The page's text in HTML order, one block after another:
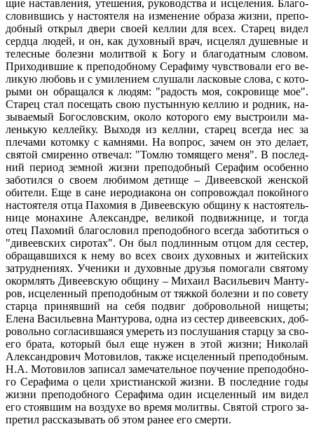
щие на­став­ле­ния, уте­ше­ния, ру­ко­вод­ства и ис­це­ле­ния. Бла­го­
сло­вив­шись у на­сто­я­те­ля на из­ме­не­ние об­ра­за жиз­ни, пре­по­
доб­ный от­крыл две­ри сво­ей кел­лии для всех. Ста­рец ви­дел
серд­ца лю­дей, и он, как ду­хов­ный врач, ис­це­лял ду­шев­ные и
те­лес­ные бо­лез­ни мо­лит­вой к Бо­гу и бла­го­дат­ным сло­вом.
При­хо­див­шие к пре­по­доб­но­му Се­ра­фи­му чув­ство­ва­ли его ве­
ли­кую лю­бовь и с уми­ле­ни­ем слу­ша­ли лас­ко­вые сло­ва, с ко­то­
ры­ми он об­ра­щал­ся к лю­дям: "ра­дость моя, со­кро­ви­ще мое".
Ста­рец стал по­се­щать свою пу­стын­ную кел­лию и род­ник, на­
зы­ва­е­мый Бо­го­слов­ским, око­ло ко­то­ро­го ему вы­стро­и­ли ма­
лень­кую кел­лей­ку. Вы­хо­дя из кел­лии, ста­рец все­гда нес за
пле­ча­ми ко­том­ку с кам­ня­ми. На во­прос, за­чем он это де­ла­ет,
свя­той сми­рен­но от­ве­чал: "Том­лю то­мя­ще­го ме­ня". В по­след­
ний пе­ри­од зем­ной жиз­ни пре­по­доб­ный Се­ра­фим осо­бен­но
за­бо­тил­ся о сво­ем лю­би­мом де­ти­ще – Ди­ве­ев­ской жен­ской
оби­те­ли. Еще в сане иеро­ди­а­ко­на он со­про­вож­дал по­кой­но­го
на­сто­я­те­ля от­ца Па­хо­мия в Ди­ве­ев­скую об­щи­ну к на­сто­я­тель­
ни­це мо­на­хине Алек­сан­дре, ве­ли­кой по­движ­ни­це, и то­гда
отец Па­хо­мий бла­го­сло­вил пре­по­доб­но­го все­гда за­бо­тить­ся о
"ди­ве­ев­ских си­ро­тах". Он был под­лин­ным от­цом для се­стер,
об­ра­щав­ших­ся к нему во всех сво­их ду­хов­ных и жи­тей­ских
за­труд­не­ни­ях. Уче­ни­ки и ду­хов­ные дру­зья по­мо­га­ли свя­то­му
окорм­лять Ди­ве­ев­скую об­щи­ну – Ми­ха­ил Ва­си­лье­вич Ман­ту­
ров, ис­це­лен­ный пре­по­доб­ным от тяж­кой бо­лез­ни и по со­ве­ту
стар­ца при­няв­ший на се­бя по­двиг доб­ро­воль­ной ни­ще­ты;
Еле­на Ва­си­льев­на Ман­ту­ро­ва, од­на из се­стер ди­ве­ев­ских, доб­
ро­воль­но со­гла­сив­ша­я­ся уме­реть из по­слу­ша­ния стар­цу за сво­
е­го бра­та, ко­то­рый был еще ну­жен в этой жиз­ни; Ни­ко­лай
Алек­сан­дро­вич Мо­то­ви­лов, так­же ис­це­лен­ный пре­по­доб­ным.
Н.А. Мо­то­ви­лов за­пи­сал за­ме­ча­тель­ное по­уче­ние пре­по­доб­но­
го Се­ра­фи­ма о це­ли хри­сти­ан­ской жиз­ни. В по­след­ние го­ды
жиз­ни пре­по­доб­но­го Се­ра­фи­ма один ис­це­лен­ный им ви­дел
его сто­яв­шим на воз­ду­хе во ­вре­мя мо­лит­вы. Свя­той стро­го за­
пре­тил рас­ска­зы­вать об этом ра­нее его смер­ти.